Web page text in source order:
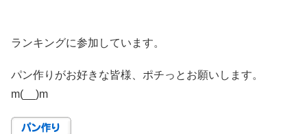
ランキングに参加しています。
パン作りがお好きな皆様、ポチっとお願いします。
m(__)m